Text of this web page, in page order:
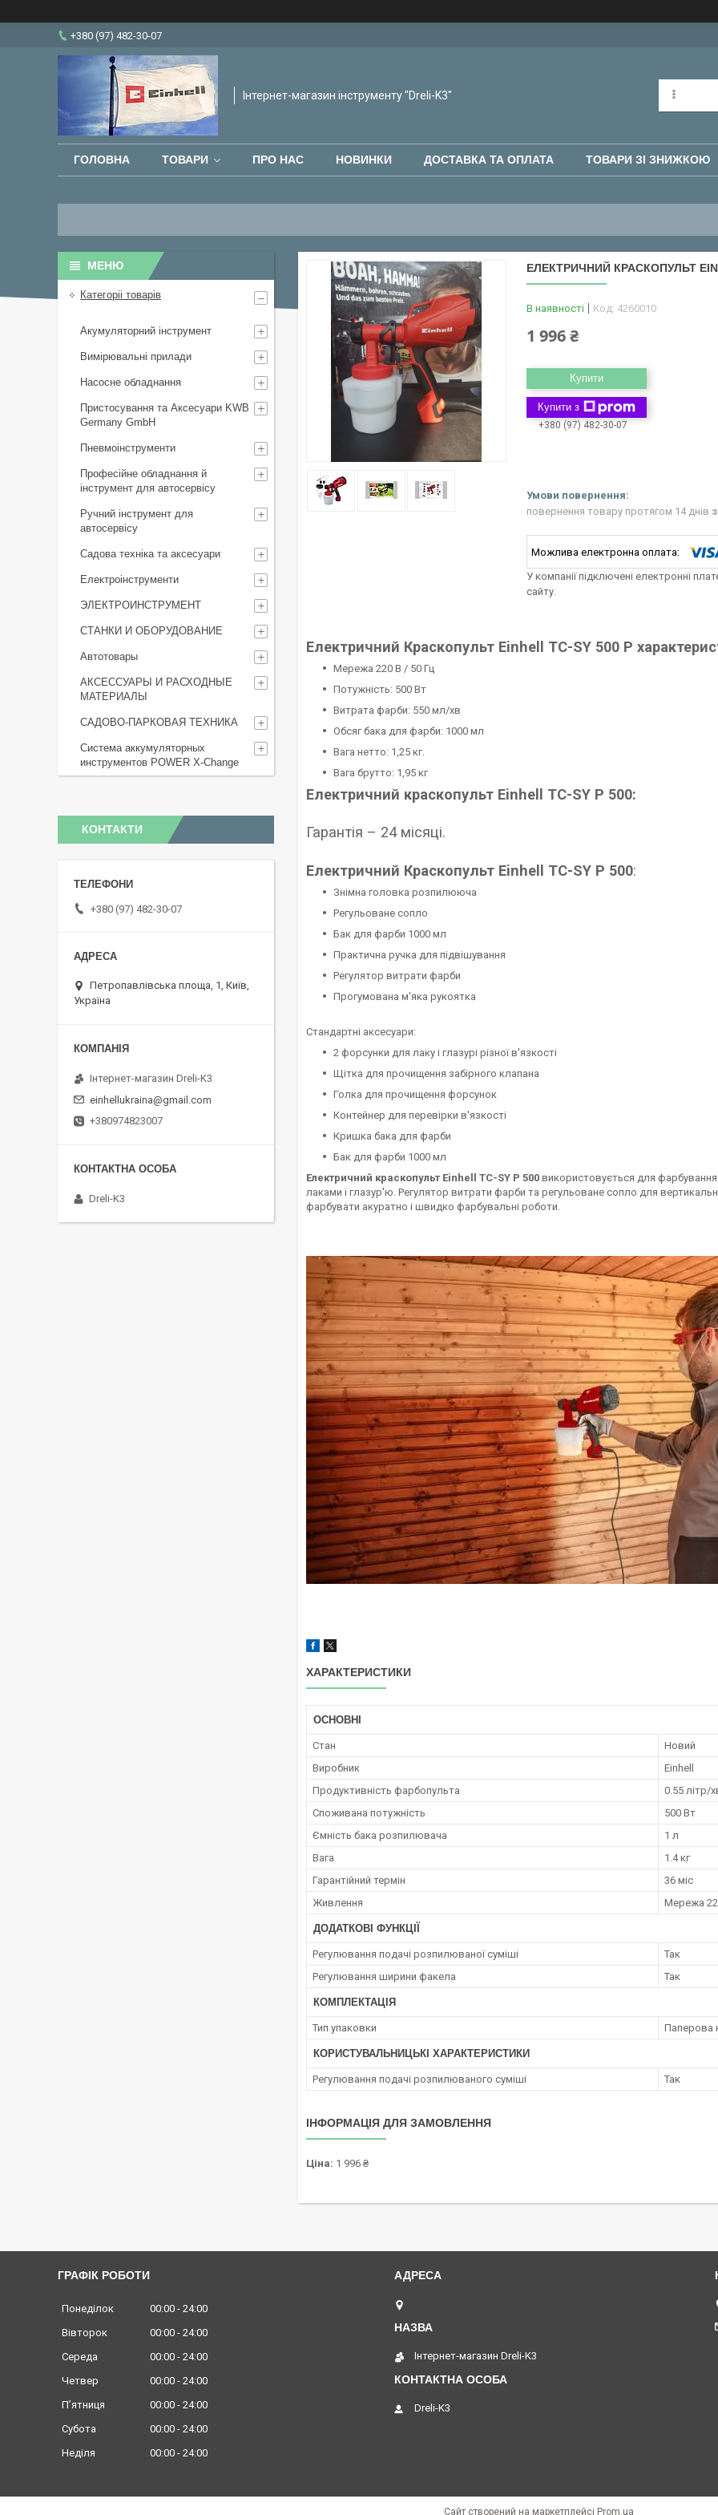
+380 (97) 482-30-07
Інтернет-магазин інструменту "Dreli-K3"
ГОЛОВНА ТОВАРИ ПРО НАС НОВИНКИ ДОСТАВКА ТА ОПЛАТА ТОВАРИ ЗІ ЗНИЖКОЮ
ЕЛЕКТРИЧНИЙ КРАСКОПУЛЬТ
В наявності Код: 4260010
1 996 ₴
Купити
Купити з
+380 (97) 482-30-07
повернення товару протягом 14 днів
У компанії підключені електронні
сайту.
Електричний Краскопульт Einhell TC-SY 500 P
Мережа 220 В / 50 Гц
Потужність: 500 Вт
Витрата фарби: 550 мл/хв
Обсяг бака для фарби: 1000 мл
Вага нетто: 1,25 кг.
Вага брутто: 1,95 кг
Електричний краскопульт Einhell TC-SY P 500:
Гарантія – 24 місяці.
Електричний Краскопульт Einhell TC-SY P 500:
Знімна головка розпилююча
Регульоване сопло
Бак для фарби 1000 мл
Практична ручка для підвішування
Регулятор витрати фарби
Прогумована м'яка рукоятка
Стандартні аксесуари:
2 форсунки для лаку і глазурі різної в'язкості
Щітка для прочищення забірного клапана
Голка для прочищення форсунок
Контейнер для перевірки в'язкості
Кришка бака для фарби
Бак для фарби 1000 мл
Електричний краскопульт Einhell TC-SY P 500 використовується для
лаками і глазур'ю. Регулятор витрати фарби та регульоване сопло для
фарбувати акуратно і швидко фарбувальні роботи.
ХАРАКТЕРИСТИКИ
ОСНОВНІ
Стан
Новий
Виробник
Einhell
Продуктивність фарбопульта
0.55 літр/
Споживана потужність
500 Вт
Ємність бака розпилювача
1 л
Вага
1.4 кг
Гарантійний термін
36 міс
Живлення
Мережа
ДОДАТКОВІ ФУНКЦІЇ
Регулювання подачі розпилюваної суміші
Так
Регулювання ширини факела
Так
КОМПЛЕКТАЦІЯ
Тип упаковки Паперова
КОРИСТУВАЛЬНИЦЬКІ ХАРАКТЕРИСТИКИ
Регулювання подачі розпилюваного суміші Так
ІНФОРМАЦІЯ ДЛЯ ЗАМОВЛЕННЯ
Ціна: 1 996 ₴
Категоріі товарів
Акумуляторний інструмент
Вимірювальні прилади
Насосне обладнання
Пристосування та Аксесуари KWB
Germany GmbH
Пневмоінструменти
Професійне обладнання й
інструмент для автосервісу
Ручний інструмент для
автосервісу
Садова техніка та аксесуари
Електроінструменти
ЭЛЕКТРОИНСТРУМЕНТ
СТАНКИ И ОБОРУДОВАНИЕ
Автотовары
АКСЕССУАРЫ И РАСХОДНЫЕ
МАТЕРИАЛЫ
САДОВО-ПАРКОВАЯ ТЕХНИКА
Система аккумуляторных
инструментов POWER X-Change
КОНТАКТИ
+380 (97) 482-30-07
Петропавлівська площа, 1, Київ,
Україна
Інтернет-магазин Dreli-K3
einhellukraina@gmail.com
+380974823007
Dreli-K3
ГРАФІК РОБОТИ
Понеділок 00:00
24:00
Вівторок
00:00
24:00
Середа
00:00
24:00
Четвер
00:00
24:00
Пʼятниця
00:00
24:00
Субота
00:00
24:00
Неділя
00:00 24:00
Інтернет-магазин Dreli-K3
Dreli-K3
Сайт створений на маркетплейсі Prom.ua